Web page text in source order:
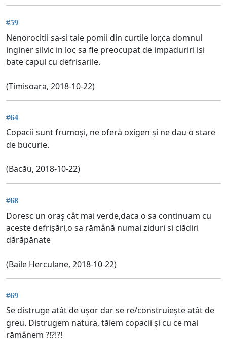
#59
Nenorocitii sa-si taie pomii din curtile lor,ca domnul
inginer silvic in loc sa fie preocupat de impaduriri isi
bate capul cu defrisarile.
(Timisoara, 2018-10-22)
#64
Copacii sunt frumoși, ne oferă oxigen și ne dau o stare
de bucurie.
(Bacău, 2018-10-22)
#68
Doresc un oraș cât mai verde,daca o sa continuam cu
aceste defrișări,o sa rămână numai ziduri si clădiri
dărăpănate
(Baile Herculane, 2018-10-22)
#69
Se distruge atât de ușor dar se re/construiește atât de
greu. Distrugem natura, tăiem copacii și cu ce mai
rămânem ?!?!?!